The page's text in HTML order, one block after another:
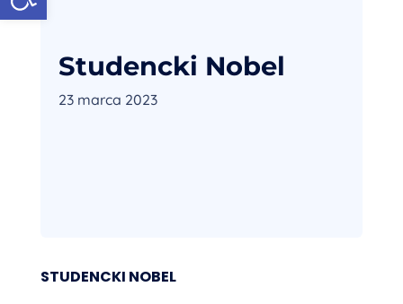
Studencki Nobel
23 marca 2023
STUDENCKI NOBEL